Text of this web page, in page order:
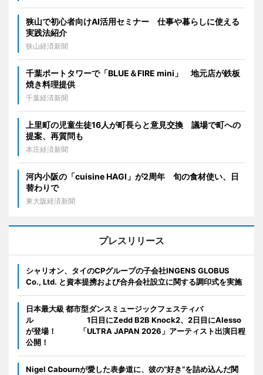
狭山で初心者向けAI活用セミナー 仕事や暮らしに使える
実践法紹介
狭山経済新聞
千葉ポートタワーで「BLUE＆FIRE mini」 地元店が鉄板
焼き料理提供
千葉経済新聞
上里町の児童生徒16人が町長らと意見交換 議場で町への
提案、再質問も
本庄経済新聞
河内小阪の「cuisine HAGI」が2周年 旬の食材使い、日
替わりで
東大阪経済新聞
プレスリリース
シャリオン、タイのCPグループの子会社INGENS GLOBUS
Co., Ltd. と資本提携および合弁会社設立に関する調印式を実施
日本最大級 都市型ダンスミュージックフェスティバ
ル 1日目にZedd B2B Knock2、2日目にAlesso
が登場！ 「ULTRA JAPAN 2026」アーティスト出演日程
公開！
Nigel Cabournが愛した表参道に、彼の“好き”を詰め込んだ関